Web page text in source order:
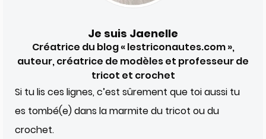
Je suis Jaenelle
Créatrice du blog « lestriconautes.com »,
auteur, créatrice de modèles et professeur de
tricot et crochet
Si tu lis ces lignes, c’est sûrement que toi aussi tu
es tombé(e) dans la marmite du tricot ou du
crochet.